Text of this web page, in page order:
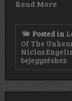
Read More
Posted in
Of The
Niclas
bejegyzéshez